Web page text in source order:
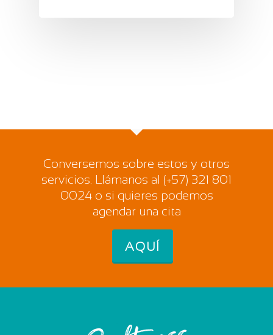
Conversemos sobre estos y otros
servicios. Llámanos al (+57) 321 801
0024 o si quieres podemos
agendar una cita
AQUÍ